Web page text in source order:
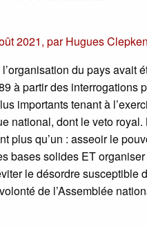
2021, parHugues
du pays avait
à partir des interrogations
importants tenant à
national, dont le veto royal.
plus qu’un : asseoir le
bases solides ET
le désordre susceptible
de l’Assemblée